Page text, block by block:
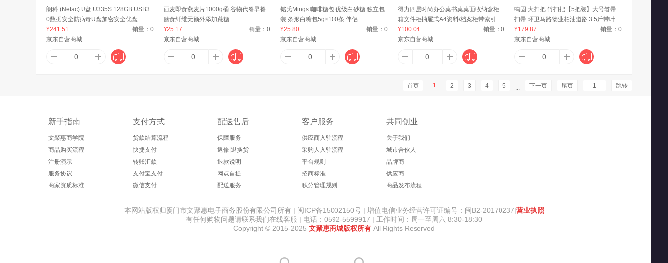
Aekyung Age20's 安赛瑞 爱达力（Nactalia） 安娜苏（Anna sui） 艾惟诺（Aveeno）
奥派克（AOPIK） 奥邦 奥朴兰诗（Oripurus） 奥林丹 爱慕（Aimer）
爱普诗（Alpes d'Or） Amino mason 爱迪威克 爱柯部落 AOLANLA 艾美特（AIRMATE） 安尔乐 安丹迪（Adandyish）
爱伽丝（Ajuste）
朗科 (Netac) U盘 U335S 128GB USB3.
0数据安全防病毒U盘加密安全优盘
¥241.51
销量： 0
京东自营商城
西麦即食燕麦片1000g桶 谷物代餐早餐
膳食纤维无额外添加蔗糖
¥25.17
销量：0
京东自营商城
铭氏Mings 咖啡糖包 优级白砂糖 独立包
装 条形白糖包5g×100条 伴侣
¥25.80
销量： 0
京东自营商城
得力四层时尚办公桌书桌桌面收纳盒柜
箱文件柜抽屉式A4资料/档案柜带索引标
签学科试卷分类办公用品白色
¥100.04 销量：0
京东自营商城
鸣固 大扫把 竹扫把【5把装】大号笤帚
扫帚 环卫马路物业柏油道路 3.5斤带叶竹
枝连体
¥179.87 销量： 0
京东自营商城
首页 1 2 3 4 5 ... 下一页 尾页 跳转
新手指南
文聚惠商学院
商品购买流程
注册演示
服务协议
商家资质标准
支付方式
货款结算流程
快捷支付
转账汇款
支付宝支付
微信支付
配送售后
保障服务
返修|退换货
退款说明
网点自提
配送服务
客户服务
供应商入驻流程
采购人入驻流程
平台规则
招商标准
积分管理规则
共同创业
关于我们
城市合伙人
品牌商
供应商
商品发布流程
本网站版权归厦门市文聚惠电子商务股份有限公司所有 | 闽ICP备15002150号 | 增值电信业务经营许可证编号：闽B2-20170237|营业执照
有任何购物问题请联系我们在线客服 | 电话：0592-5599917 | 工作时间：周一至周六 8:30-18:30
Copyright © 2015-2025 文聚恵商城版权所有 All Rights Reserved